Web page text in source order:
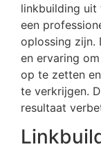
linkbuilding uit
een
oplossing zijn.
en ervaring
op te zetten
te verkrijgen.
resultaat